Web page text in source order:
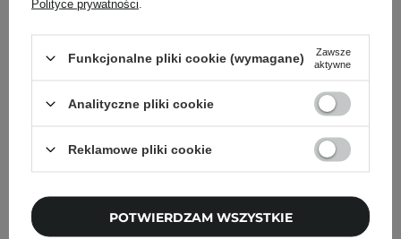
Collagen Aqua Treatment
Wypełniająca do Włosów
Foligain - Triple Action -
Conditioner for Thinning
Włosów Cienkich - 236ml
Polityce prywatności
Funkcjonalne pliki cookie (wymagane)
Zawsze
aktywne
Analityczne pliki cookie
Reklamowe pliki cookie
POTWIERDZAM WSZYSTKIE